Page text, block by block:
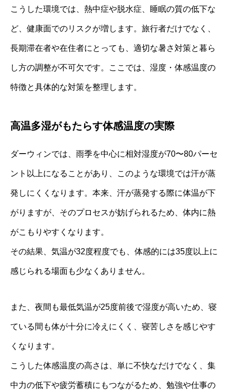
こうした環境では、熱中症や脱水症、睡眠の質の低下な
ど、健康面でのリスクが増します。旅行者だけでなく、
長期滞在者や在住者にとっても、適切な暑さ対策と暮ら
し方の調整が不可欠です。ここでは、湿度・体感温度の
特徴と具体的な対策を整理します。
高温多湿がもたらす体感温度の実際
ダーウィンでは、雨季を中心に相対湿度が70〜80パーセ
ント以上になることがあり、このような環境では汗が蒸
発しにくくなります。本来、汗が蒸発する際に体温が下
がりますが、そのプロセスが妨げられるため、体内に熱
がこもりやすくなります。
その結果、気温が32度程度でも、体感的には35度以上に
感じられる場面も少なくありません。
また、夜間も最低気温が25度前後で湿度が高いため、寝
ている間も体が十分に冷えにくく、寝苦しさを感じやす
くなります。
こうした体感温度の高さは、単に不快なだけでなく、集
中力の低下や疲労蓄積にもつながるため、勉強や仕事の